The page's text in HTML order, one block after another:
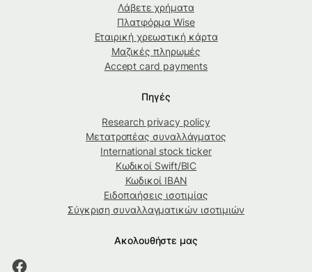
Λάβετε χρήματα
Πλατφόρμα Wise
Εταιρική χρεωστική κάρτα
Μαζικές πληρωμές
Accept card payments
Πηγές
Research privacy policy
Μετατροπέας συναλλάγματος
International stock ticker
Κωδικοί Swift/BIC
Κωδικοί IBAN
Ειδοποιήσεις ισοτιμίας
Σύγκριση συναλλαγματικών ισοτιμιών
Ακολουθήστε μας